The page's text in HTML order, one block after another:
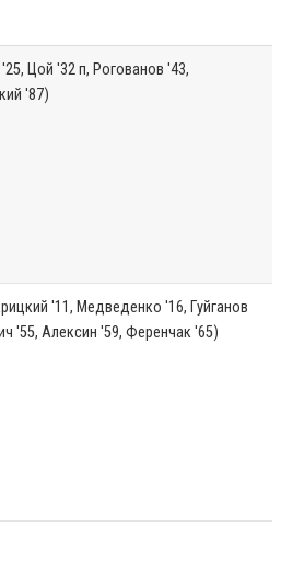
Цой '32 п, Рогованов '43,
'87)
'11, Медведенко '16, Гуйганов
'55, Алексин '59, Ференчак '65)